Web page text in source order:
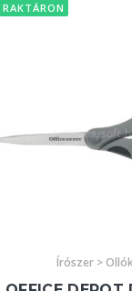
RAKTÁRON
Írószer > Ollók